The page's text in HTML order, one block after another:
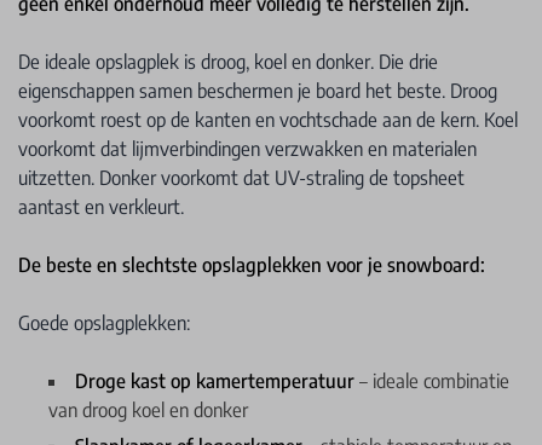
De ideale opslagplek is droog, koel en donker. Die drie
eigenschappen samen beschermen je board het beste. Droog
voorkomt roest op de kanten en vochtschade aan de kern. Koel
voorkomt dat lijmverbindingen verzwakken en materialen
uitzetten. Donker voorkomt dat UV-straling de topsheet
aantast en verkleurt.
De beste en slechtste opslagplekken voor je snowboard:
Goede opslagplekken:
Droge kast op kamertemperatuur – ideale combinatie
van droog koel en donker